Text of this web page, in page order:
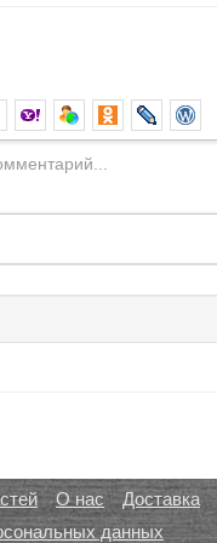
О нас Доставка
данных